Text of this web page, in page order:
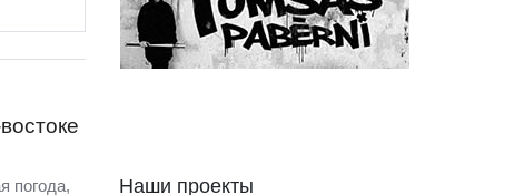
погода,
Наши проекты